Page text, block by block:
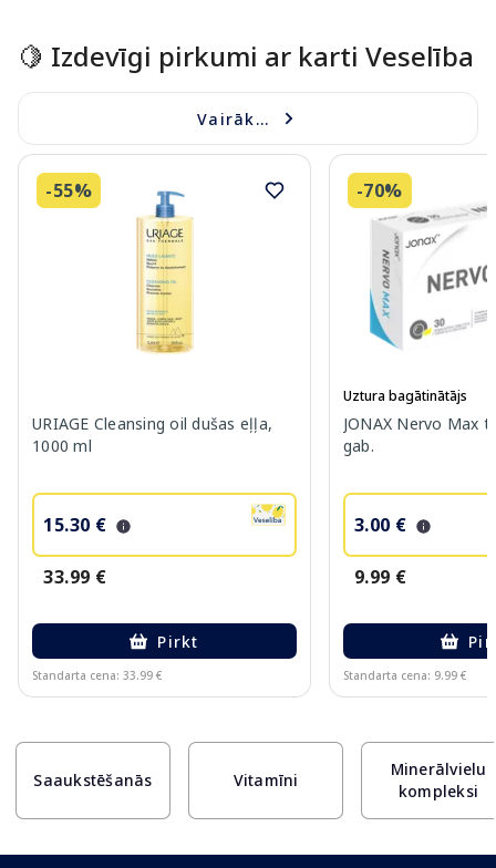
🍋 Izdevīgi pirkumi ar karti Veselība
Vairāk...
-55%
URIAGE Cleansing oil dušas eļļa,
1000 ml
15.30 €
33.99 €
Pirkt
Standarta cena: 33.99 €
-70%
Uztura bagātinātājs
JONAX Nervo Max
gab.
3.00 €
9.99 €
Standarta cena: 9.99 €
Saaukstēšanās Vitamīni
Minerālvielu
kompleksi